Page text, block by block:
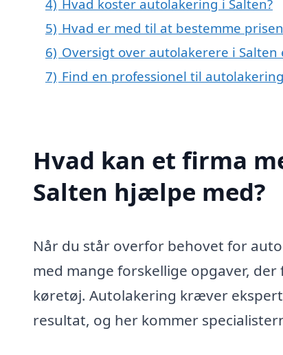
4) Hvad koster autolakering i Salten?
5) Hvad er med til at bestemme
6) Oversigt over autolakerere i
7) Find en professionel til
Hvad kan et firma
Salten hjælpe med?
Når du står overfor behovet for
med mange forskellige opgaver,
køretøj. Autolakering kræver
resultat, og her kommer